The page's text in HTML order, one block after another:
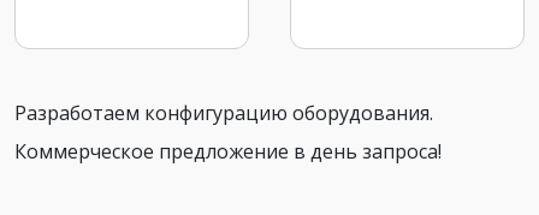
Разработаем конфигурацию оборудования.
Коммерческое предложение в день запроса!